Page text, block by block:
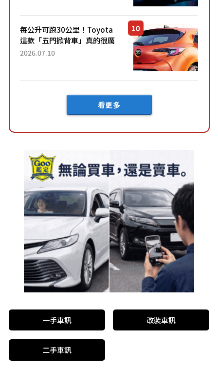
車？...
每公升可跑30公里！Toyota
這款「五門掀背車」真的很厲
害！ 擁有全長4.3公尺的「剛剛
2026.07.10
看更多
一手車訊 改裝車訊
二手車訊